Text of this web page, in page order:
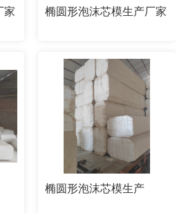
家 椭圆形泡沫芯模生产厂家
椭圆形泡沫芯模生产